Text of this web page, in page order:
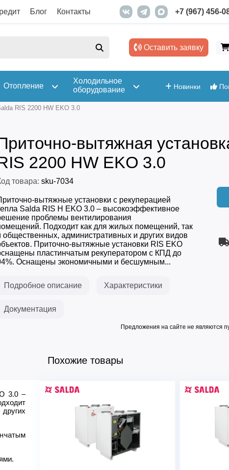
Блог Контакты +7 (967) 456-
Оставить заявку
Новинки
Отопление
Холодильное
оборудование
RIS 2200 HW EKO 3.0
вытяжная
2200 HW EKO 3.0
товара: sku-7034
вытяжные установки с рекуперацией
Salda RIS H EKO 3.0 – высокоэффективное
проблемы вентилирования
Подходит как для жилых помещений, так
общественных, административных и других видов
Приточно-вытяжные установки RIS EKO
пластинчатым рекуператором с КПД до
Оснащены экономичными и бесшумным...
Подробное описание Характеристики
Документация
Предложения на сайте не являются
3.0 –
Параметр / Модель
Расход воздуха max, м3/ч
Тип основного нагревателя
Мощность нагревателя, кВт
Потребляемая мощность / сила тока установки, кВт/А
Электропитание, В/Ф/Гц
Габаритные размеры (ВхШхД), мм
Похожие товары